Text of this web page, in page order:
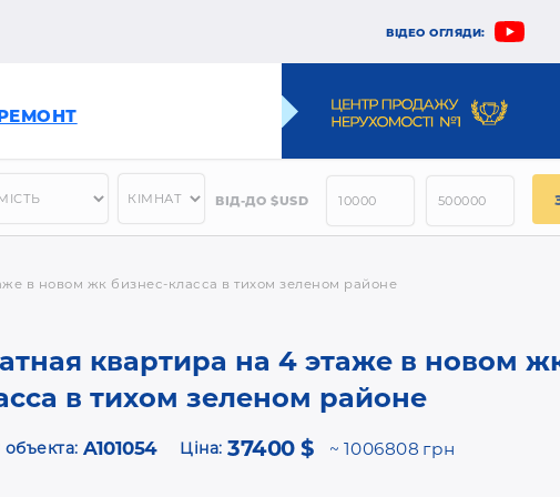
ВІДЕО ОГЛЯДИ:
ВІД-ДО $USD
в новом жк бизнес-класса в тихом зеленом районе
квартира на 4 этаже в новом
в тихом зеленом районе
A101054 Ціна:37400 $ 1006808